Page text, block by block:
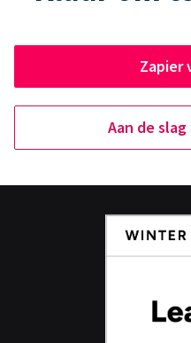
Zapier
Aan de